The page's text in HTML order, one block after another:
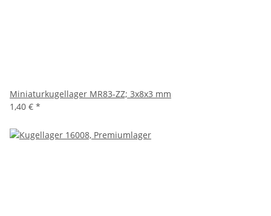
Miniaturkugellager MR83-ZZ; 3x8x3 mm
1,40 € *